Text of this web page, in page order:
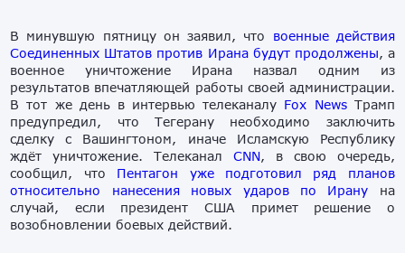
В минувшую пятницу он заявил, что военные действия
Соединенных Штатов против Ирана будут продолжены, а
военное уничтожение Ирана назвал одним из
результатов впечатляющей работы своей администрации.
В тот же день в интервью телеканалу Fox NewsТрамп
предупредил, что Тегерану необходимо заключить
сделку с Вашингтоном, иначе Исламскую Республику
ждёт уничтожение. Телеканал CNN, в свою очередь,
сообщил, что Пентагон уже подготовил ряд планов
относительно нанесения новых ударов по Ирану на
случай, если президент США примет решение о
возобновлении боевых действий.